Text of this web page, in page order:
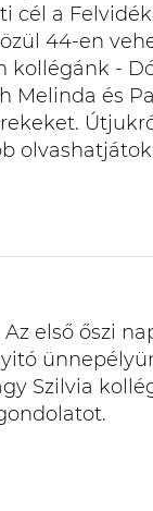
cél a
44-en
kollégánk -
Melinda és
első őszi
Szilvia